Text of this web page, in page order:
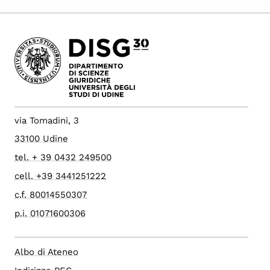
via Tomadini, 3
33100 Udine
tel. + 39 0432 249500
cell. +39 3441251222
c.f. 80014550307
p.i. 01071600306
Albo di Ateneo